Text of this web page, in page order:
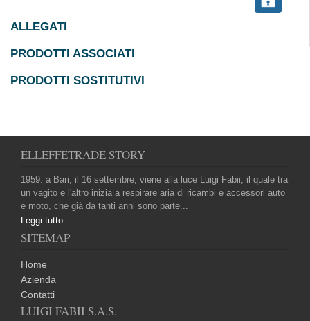
ALLEGATI
PRODOTTI ASSOCIATI
PRODOTTI SOSTITUTIVI
ELLEFFETRADE STORY
1959: a Bari, il 16 settembre, viene alla luce Luigi Fabii, il quale tra
un vagito e l'altro inizia a respirare aria di ricambi e accessori auto
e moto, che già da tanti anni sono parte...
Leggi tutto
SITEMAP
Home
Azienda
Contatti
LUIGI FABII S.A.S.